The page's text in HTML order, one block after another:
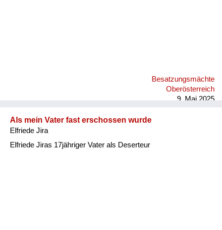
Besatzungsmächte
Oberösterreich
9. Mai 2025
Als mein Vater fast erschossen wurde
Elfriede Jira
Elfriede Jiras 17jähriger Vater als Deserteur